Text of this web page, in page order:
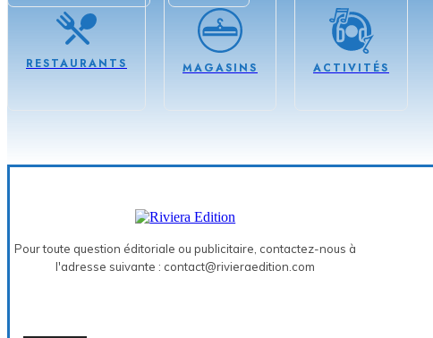
RESTAURANTS MAGASINS ACTIVITÉS
Pour toute question éditoriale ou publicitaire, contactez-nous à
l'adresse suivante : contact@rivieraedition.com